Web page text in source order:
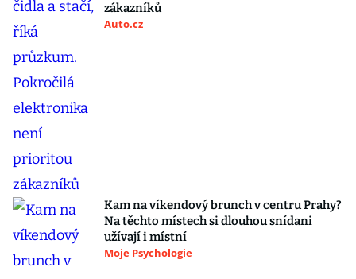
zákazníků
Auto.cz
Kam na víkendový brunch v centru Prahy?
Na těchto místech si dlouhou snídani
užívají i místní
Moje Psychologie